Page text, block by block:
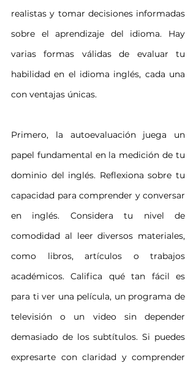
realistas y tomar decisiones informadas
sobre el aprendizaje del idioma. Hay
varias formas válidas de evaluar tu
habilidad en el idioma inglés, cada una
con ventajas únicas.
Primero, la autoevaluación juega un
papel fundamental en la medición de tu
dominio del inglés. Reflexiona sobre tu
capacidad para comprender y conversar
en inglés. Considera tu nivel de
comodidad al leer diversos materiales,
como libros, artículos o trabajos
académicos. Califica qué tan fácil es
para ti ver una película, un programa de
televisión o un video sin depender
demasiado de los subtítulos. Si puedes
expresarte con claridad y comprender